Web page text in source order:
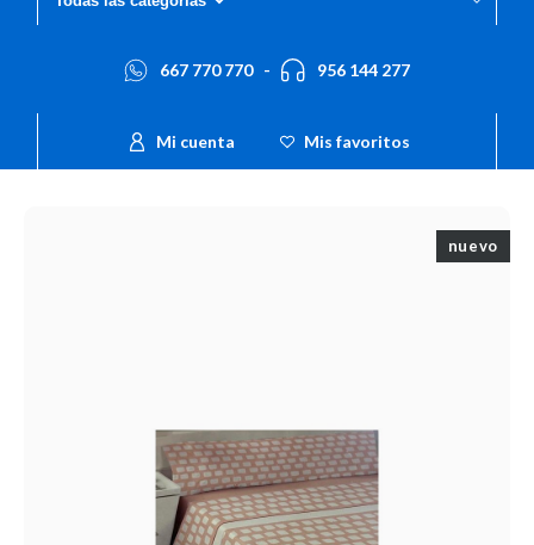
667 770 770- 956 144 277
Mi cuenta Mis favoritos
nuevo